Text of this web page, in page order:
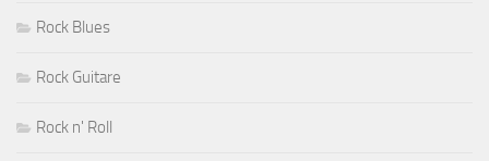
Rock Blues
Rock Guitare
Rock n' Roll